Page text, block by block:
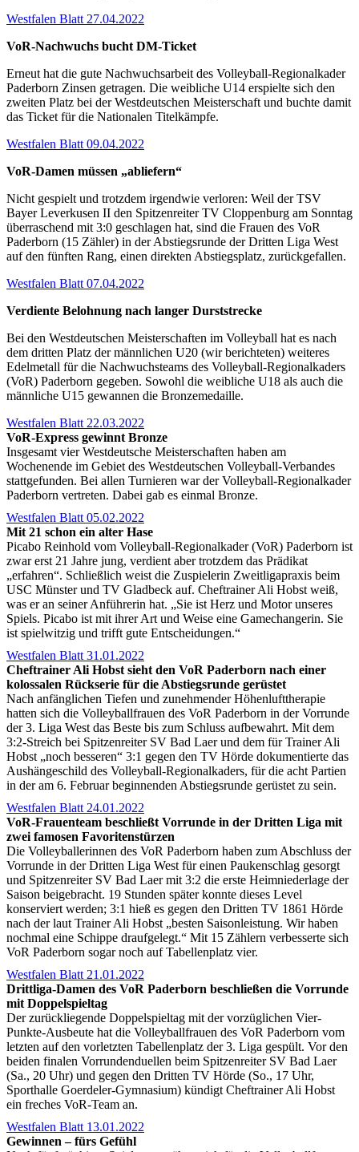
Westfalen Blatt 27.04.2022
VoR-Nachwuchs bucht DM-Ticket
Erneut hat die gute Nachwuchsarbeit des Volleyball-Regionalkader
Paderborn Zinsen getragen. Die weibliche U14 erspielte sich den
zweiten Platz bei der Westdeutschen Meisterschaft und buchte damit
das Ticket für die Nationalen Titelkämpfe.
Westfalen Blatt 09.04.2022
VoR-Damen müssen „abliefern“
Nicht gespielt und trotzdem irgendwie verloren: Weil der TSV
Bayer Leverkusen II den Spitzenreiter TV Cloppenburg am Sonntag
überraschend mit 3:0 geschlagen hat, sind die Frauen des VoR
Paderborn (15 Zähler) in der Abstiegsrunde der Dritten Liga West
auf den fünften Rang, einen direkten Abstiegsplatz, zurückgefallen.
Westfalen Blatt 07.04.2022
Verdiente Belohnung nach langer Durststrecke
Bei den Westdeutschen Meisterschaften im Volleyball hat es nach
dem dritten Platz der männlichen U20 (wir berichteten) weiteres
Edelmetall für die Nachwuchsteams des Volleyball-Regionalkaders
(VoR) Paderborn gegeben. Sowohl die weibliche U18 als auch die
männliche U15 gewannen die Bronzemedaille.
Westfalen Blatt 22.03.2022
VoR-Express gewinnt Bronze
Insgesamt vier Westdeutsche Meisterschaften haben am
Wochenende im Gebiet des Westdeutschen Volleyball-Verbandes
stattgefunden. Bei allen Turnieren war der Volleyball-Regionalkader
Paderborn vertreten. Dabei gab es einmal Bronze.
Westfalen Blatt 05.02.2022
Mit 21 schon ein alter Hase
Picabo Reinhold vom Volleyball-Regionalkader (VoR) Paderborn ist
zwar erst 21 Jahre jung, verdient aber trotzdem das Prädikat
„erfahren“. Schließlich weist die Zuspielerin Zweitligapraxis beim
USC Münster und TV Gladbeck auf. Cheftrainer Ali Hobst weiß,
was er an seiner Anführerin hat. „Sie ist Herz und Motor unseres
Spiels. Picabo ist mit ihrer Art und Weise eine Gamechangerin. Sie
ist spielwitzig und trifft gute Entscheidungen.“
Westfalen Blatt 31.01.2022
Cheftrainer Ali Hobst sieht den VoR Paderborn nach einer
kolossalen Rückserie für die Abstiegsrunde gerüstet
Nach anfänglichen Tiefen und zunehmender Höhenlufttherapie
hatten sich die Volleyballfrauen des VoR Paderborn in der Vorrunde
der 3. Liga West das Beste bis zum Schluss aufbewahrt. Mit dem
3:2-Streich bei Spitzenreiter SV Bad Laer und dem für Trainer Ali
Hobst „noch besseren“ 3:1 gegen den TV Hörde dokumentierte das
Aushängeschild des Volleyball-Regionalkaders, für die acht Partien
in der am 6. Februar beginnenden Abstiegsrunde gerüstet zu sein.
Westfalen Blatt 24.01.2022
VoR-Frauenteam beschließt Vorrunde in der Dritten Liga mit
zwei famosen Favoritenstürzen
Die Volleyballerinnen des VoR Paderborn haben zum Abschluss der
Vorrunde in der Dritten Liga West für einen Paukenschlag gesorgt
und Spitzenreiter SV Bad Laer mit 3:2 die erste Heimniederlage der
Saison beigebracht. 19 Stunden später konnte dieses Level
konserviert werden; 3:1 hieß es gegen den Dritten TV 1861 Hörde
nach der laut Trainer Ali Hobst „besten Saisonleistung. Wir haben
nochmal eine Schippe draufgelegt.“ Mit 15 Zählern verbesserte sich
VoR Paderborn sogar noch auf Tabellenplatz vier.
Westfalen Blatt 21.01.2022
Drittliga-Damen des VoR Paderborn beschließen die Vorrunde
mit Doppelspieltag
Der zurückliegende Doppelspieltag mit der vorzüglichen Vier-
Punkte-Ausbeute hat die Volleyballfrauen des VoR Paderborn vom
letzten auf den vorletzten Tabellenplatz der 3. Liga gespült. Vor den
beiden finalen Vorrundenduellen beim Spitzenreiter SV Bad Laer
(Sa., 20 Uhr) und gegen den Dritten TV Hörde (So., 17 Uhr,
Sporthalle Goerdeler-Gymnasium) kündigt Cheftrainer Ali Hobst
ein freches VoR-Team an.
Westfalen Blatt 13.01.2022
Gewinnen – fürs Gefühl